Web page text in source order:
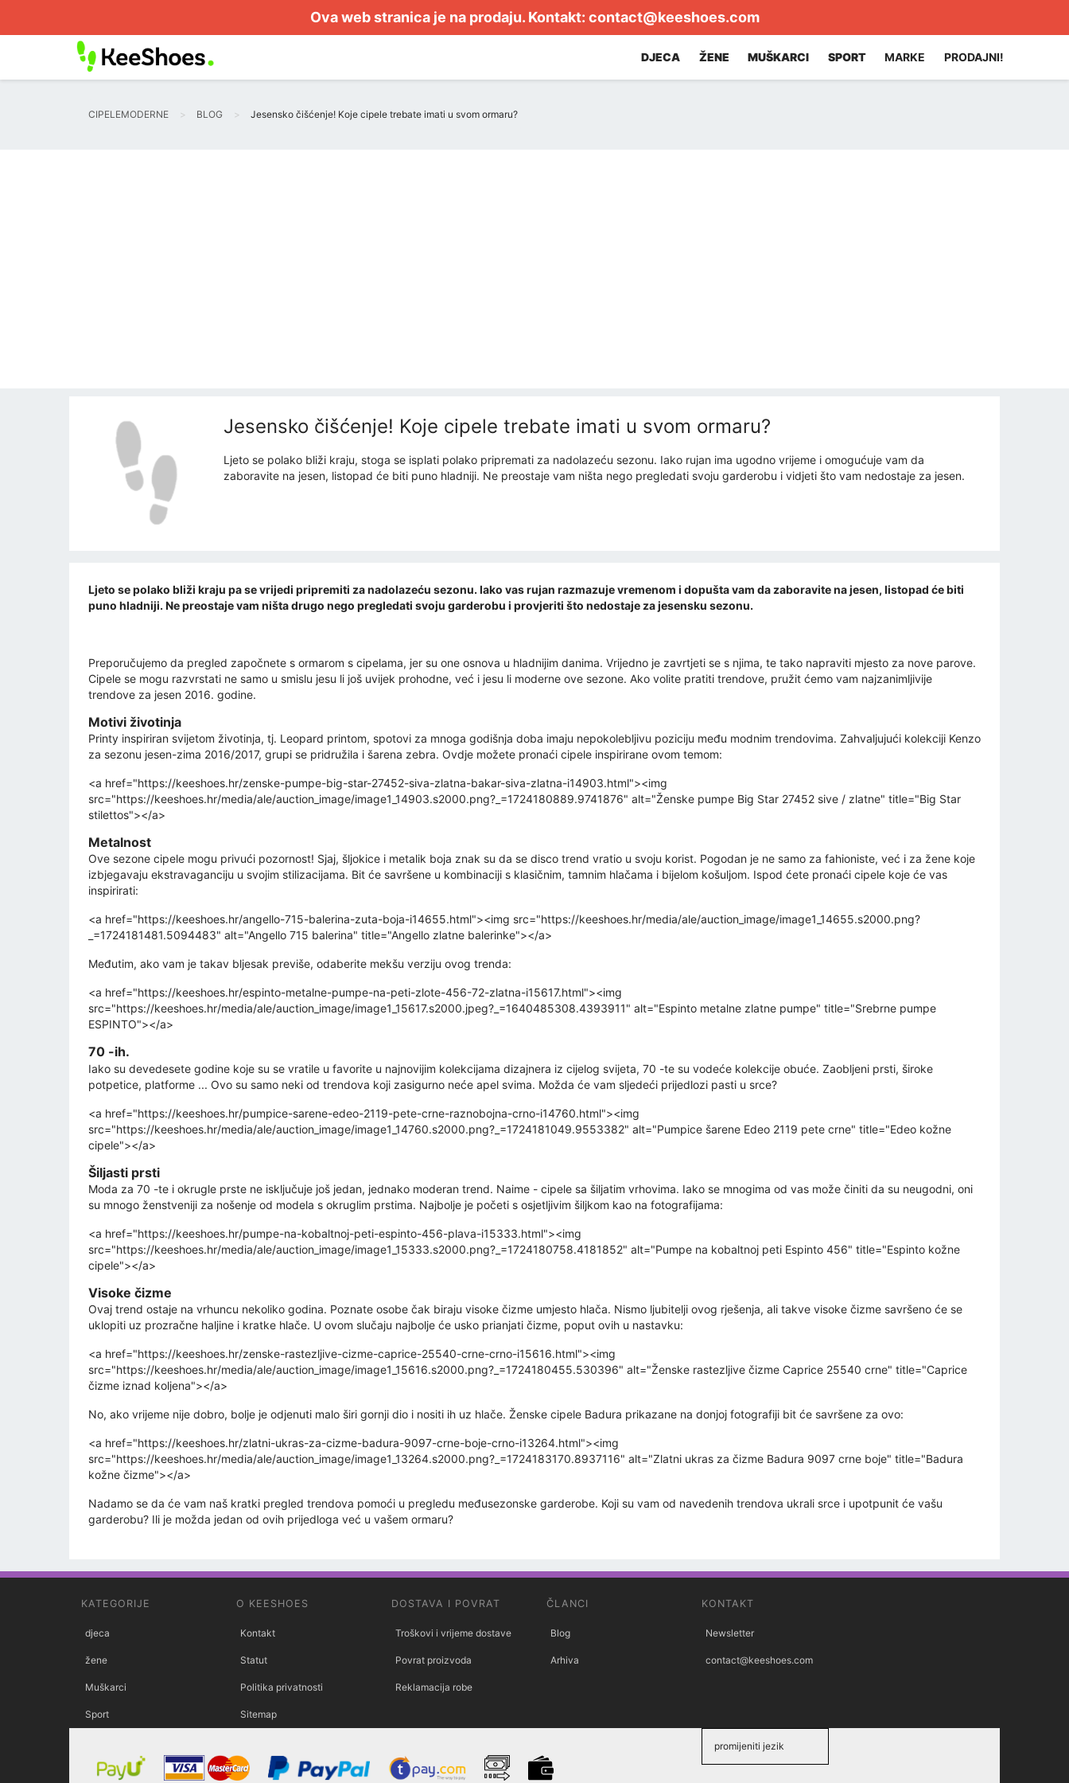
Ova web stranica je na prodaju. Kontakt: contact@keeshoes.com
DJECA ŽENE MUŠKARCI SPORT MARKE PRODAJNI!
CIPELEMODERNE BLOG Jesensko čišćenje! Koje cipele trebate imati u svom ormaru?
Jesensko čišćenje! Koje cipele trebate imati u svom ormaru?
Ljeto se polako bliži kraju, stoga se isplati polako pripremati za nadolazeću sezonu. Iako rujan ima ugodno vrijeme i omogućuje vam da
zaboravite na jesen, listopad će biti puno hladniji. Ne preostaje vam ništa nego pregledati svoju garderobu i vidjeti što vam nedostaje za jesen.
Ljeto se polako bliži kraju pa se vrijedi pripremiti za nadolazeću sezonu. Iako vas rujan razmazuje vremenom i dopušta vam da zaboravite na jesen, listopad će biti
puno hladniji. Ne preostaje vam ništa drugo nego pregledati svoju garderobu i provjeriti što nedostaje za jesensku sezonu.
Preporučujemo da pregled započnete s ormarom s cipelama, jer su one osnova u hladnijim danima. Vrijedno je zavrtjeti se s njima, te tako napraviti mjesto za nove parove.
Cipele se mogu razvrstati ne samo u smislu jesu li još uvijek prohodne, već i jesu li moderne ove sezone. Ako volite pratiti trendove, pružit ćemo vam najzanimljivije
trendove za jesen 2016. godine.
Motivi životinja
Printy inspiriran svijetom životinja, tj. Leopard printom, spotovi za mnoga godišnja doba imaju nepokolebljivu poziciju među modnim trendovima. Zahvaljujući kolekciji Kenzo
za sezonu jesen-zima 2016/2017, grupi se pridružila i šarena zebra. Ovdje možete pronaći cipele inspirirane ovom temom:
<a href="https://keeshoes.hr/zenske-pumpe-big-star-27452-siva-zlatna-bakar-siva-zlatna-i14903.html"><img
src="https://keeshoes.hr/media/ale/auction_image/image1_14903.s2000.png?_=1724180889.9741876" alt="Ženske pumpe Big Star 27452 sive / zlatne" title="Big Star
stilettos"></a>
Metalnost
Ove sezone cipele mogu privući pozornost! Sjaj, šljokice i metalik boja znak su da se disco trend vratio u svoju korist. Pogodan je ne samo za fahioniste, već i za žene koje
izbjegavaju ekstravaganciju u svojim stilizacijama. Bit će savršene u kombinaciji s klasičnim, tamnim hlačama i bijelom košuljom. Ispod ćete pronaći cipele koje će vas
inspirirati:
<a href="https://keeshoes.hr/angello-715-balerina-zuta-boja-i14655.html"><img src="https://keeshoes.hr/media/ale/auction_image/image1_14655.s2000.png?
_=1724181481.5094483" alt="Angello 715 balerina" title="Angello zlatne balerinke"></a>
Međutim, ako vam je takav bljesak previše, odaberite mekšu verziju ovog trenda:
<a href="https://keeshoes.hr/espinto-metalne-pumpe-na-peti-zlote-456-72-zlatna-i15617.html"><img
src="https://keeshoes.hr/media/ale/auction_image/image1_15617.s2000.jpeg?_=1640485308.4393911" alt="Espinto metalne zlatne pumpe" title="Srebrne pumpe
ESPINTO"></a>
70 -ih.
Iako su devedesete godine koje su se vratile u favorite u najnovijim kolekcijama dizajnera iz cijelog svijeta, 70 -te su vodeće kolekcije obuće. Zaobljeni prsti, široke
potpetice, platforme ... Ovo su samo neki od trendova koji zasigurno neće apel svima. Možda će vam sljedeći prijedlozi pasti u srce?
<a href="https://keeshoes.hr/pumpice-sarene-edeo-2119-pete-crne-raznobojna-crno-i14760.html"><img
src="https://keeshoes.hr/media/ale/auction_image/image1_14760.s2000.png?_=1724181049.9553382" alt="Pumpice šarene Edeo 2119 pete crne" title="Edeo kožne
cipele"></a>
Šiljasti prsti
Moda za 70 -te i okrugle prste ne isključuje još jedan, jednako moderan trend. Naime - cipele sa šiljatim vrhovima. Iako se mnogima od vas može činiti da su neugodni, oni
su mnogo ženstveniji za nošenje od modela s okruglim prstima. Najbolje je početi s osjetljivim šiljkom kao na fotografijama:
<a href="https://keeshoes.hr/pumpe-na-kobaltnoj-peti-espinto-456-plava-i15333.html"><img
src="https://keeshoes.hr/media/ale/auction_image/image1_15333.s2000.png?_=1724180758.4181852" alt="Pumpe na kobaltnoj peti Espinto 456" title="Espinto kožne
cipele"></a>
Visoke čizme
Ovaj trend ostaje na vrhuncu nekoliko godina. Poznate osobe čak biraju visoke čizme umjesto hlača. Nismo ljubitelji ovog rješenja, ali takve visoke čizme savršeno će se
uklopiti uz prozračne haljine i kratke hlače. U ovom slučaju najbolje će usko prianjati čizme, poput ovih u nastavku:
<a href="https://keeshoes.hr/zenske-rastezljive-cizme-caprice-25540-crne-crno-i15616.html"><img
src="https://keeshoes.hr/media/ale/auction_image/image1_15616.s2000.png?_=1724180455.530396" alt="Ženske rastezljive čizme Caprice 25540 crne" title="Caprice
čizme iznad koljena"></a>
No, ako vrijeme nije dobro, bolje je odjenuti malo širi gornji dio i nositi ih uz hlače. Ženske cipele Badura prikazane na donjoj fotografiji bit će savršene za ovo:
<a href="https://keeshoes.hr/zlatni-ukras-za-cizme-badura-9097-crne-boje-crno-i13264.html"><img
src="https://keeshoes.hr/media/ale/auction_image/image1_13264.s2000.png?_=1724183170.8937116" alt="Zlatni ukras za čizme Badura 9097 crne boje" title="Badura
kožne čizme"></a>
Nadamo se da će vam naš kratki pregled trendova pomoći u pregledu međusezonske garderobe. Koji su vam od navedenih trendova ukrali srce i upotpunit će vašu
garderobu? Ili je možda jedan od ovih prijedloga već u vašem ormaru?
KATEGORIJE
djeca
žene
Muškarci
Sport
O KEESHOES
Kontakt
Statut
Politika privatnosti
Sitemap
DOSTAVA I POVRAT
Troškovi i vrijeme dostave
Povrat proizvoda
Reklamacija robe
ČLANCI
Blog
Arhiva
KONTAKT
Newsletter
contact@keeshoes.com
promijeniti jezik